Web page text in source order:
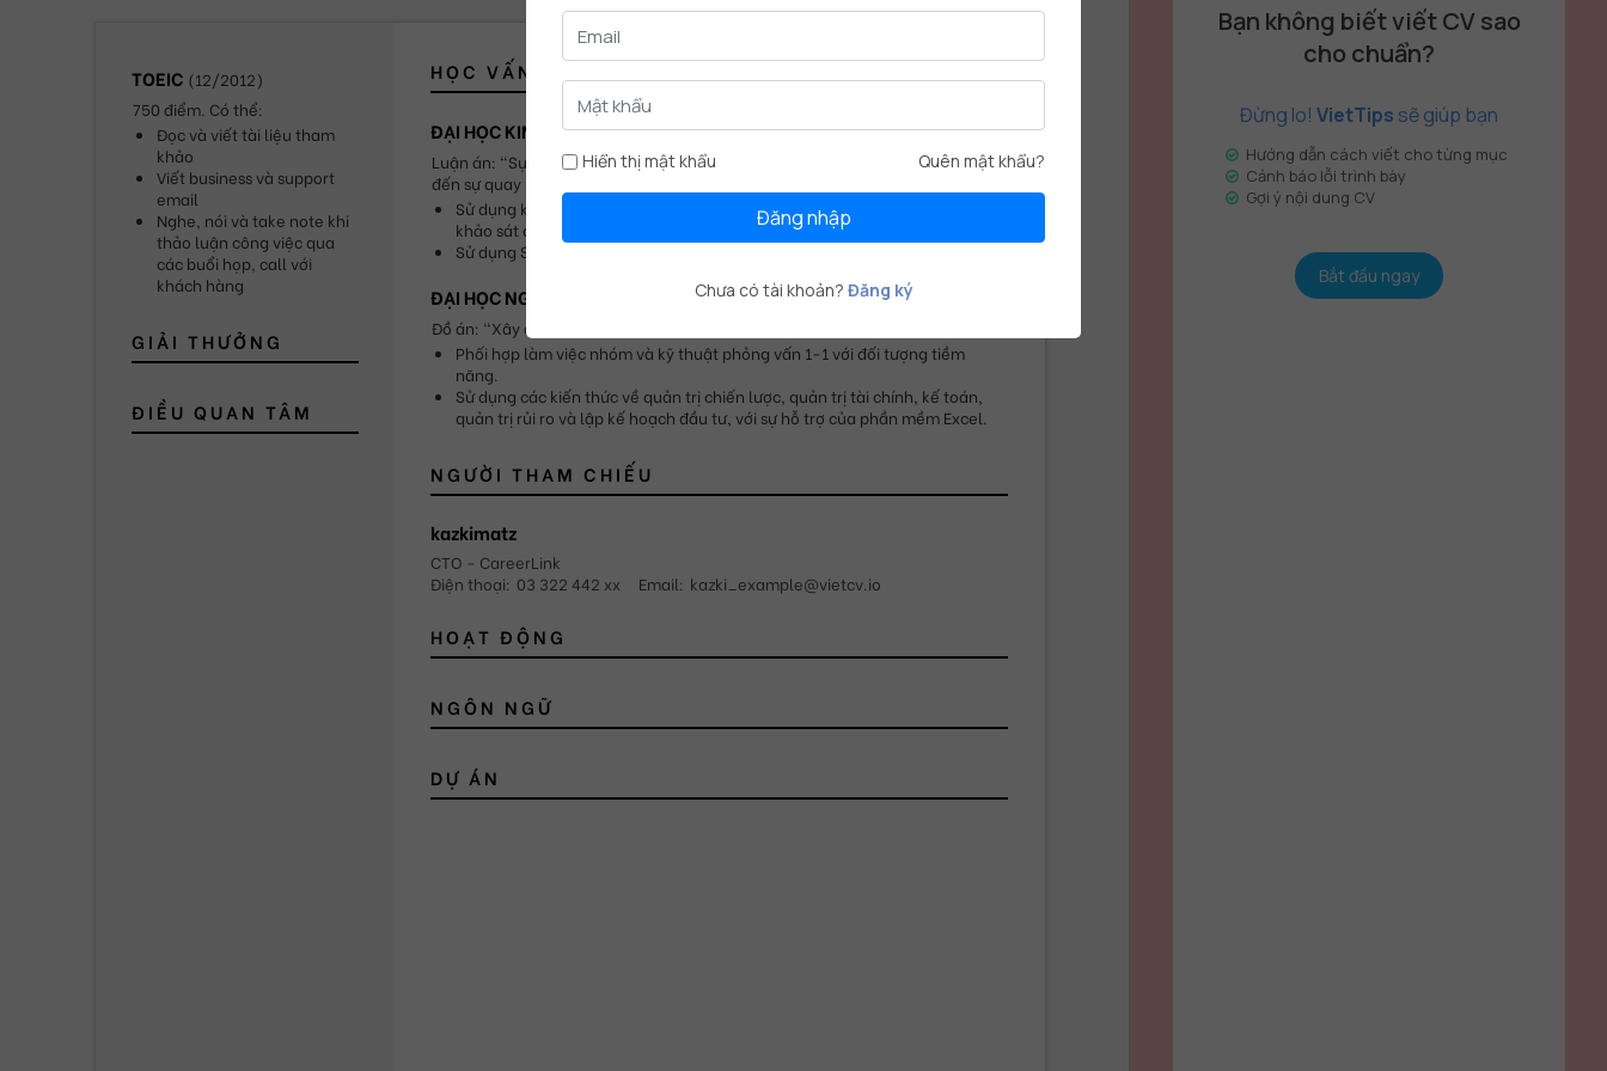
Hiển thị mật khẩu Quên mật khẩu?
Đăng nhập
Chưa có tài khoản? Đăng ký
TOEIC (12/2012)
750 điểm. Có thể:
Đọc và viết tài liệu tham
khảo
Viết business và support
email
Nghe, nói và take note khi
thảo luận công việc qua
các buổi họp, call với
khách hàng
GIẢI THƯỞNG
ĐIỀU QUAN TÂM
HỌC VẤN
ĐẠI HỌC KINH TẾ Thạc sỹ Quản trị kinh doanh 01/2016 - 10/2013
Luận án: "Sự tác động của thương hiệu điện thoại và thương hiệu nhà bán lẻ
đến sự quay lại của người tiêu dùng".
Sử dụng kỹ thuật phỏng vấn chuyên gia, phỏng vấn nhóm và phát phiếu
khảo sát để thu thập dữ liệu.
Sử dụng SEM, SPSS và Excel để thống kê và phân tích dữ liệu.
ĐẠI HỌC NGÂN HÀNG Quản trị kinh doanh 07/2009
Đồ án: "Xây dựng trung tâm tư vấn và hỗ trợ COMEOUT dành cho giới LGBT".
Phối hợp làm việc nhóm và kỹ thuật phỏng vấn 1-1 với đối tượng tiềm
năng.
Sử dụng các kiến thức về quản trị chiến lược, quản trị tài chính, kế toán,
quản trị rủi ro và lập kế hoạch đầu tư, với sự hỗ trợ của phần mềm Excel.
NGƯỜI THAM CHIẾU
kazkimatz
CTO - CareerLink
Điện thoại: 03 322 442 xx Email: kazki_example@vietcv.io
HOẠT ĐỘNG
NGÔN NGỮ
DỰ ÁN
Bạn không biết viết CV sao
cho chuẩn?
Đừng lo! VietTips sẽ giúp bạn
Hướng dẫn cách viết cho từng mục
Cảnh báo lỗi trình bày
Gợi ý nội dung CV
Bắt đầu ngay